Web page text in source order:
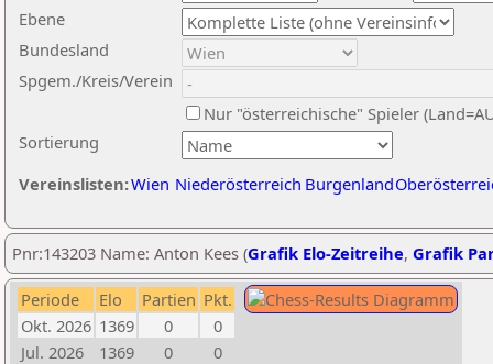
Ebene
Sortierung
Bundesland
Spgem./Kreis/Verein
Nur "österreichische" Spieler
Vereinslisten:Wien Niederösterreich Burgenland
Pnr:143203 Name: Anton Kees (Grafik Elo-Zeitreihe, Grafik
Periode Elo Partien Pkt.
Okt. 2026 1369 0
0
Jul. 2026
1369 0
0